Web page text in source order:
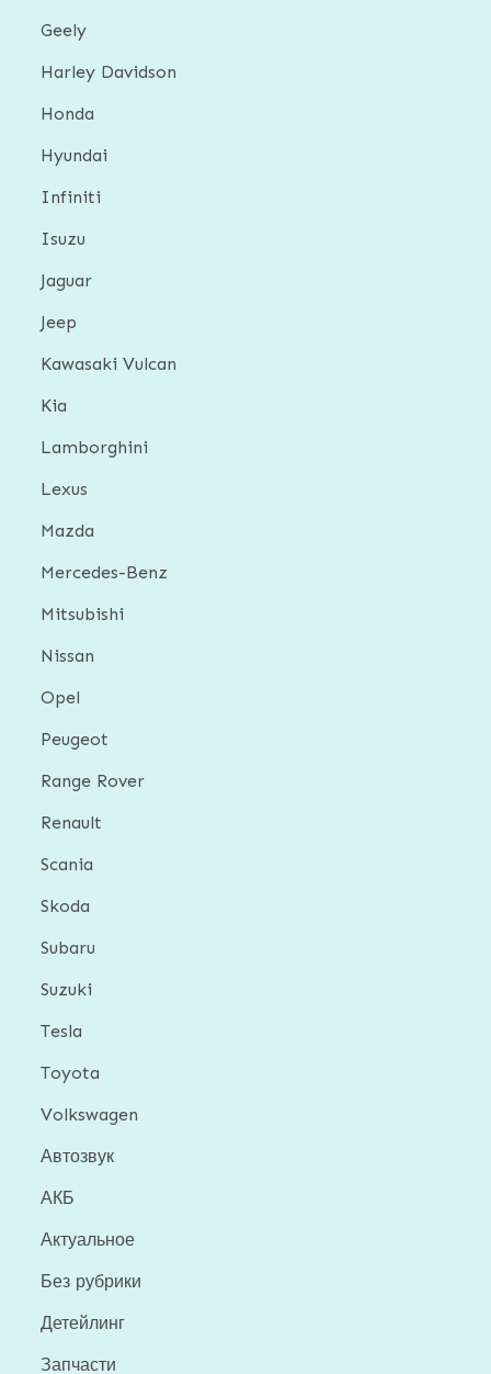
Geely
Harley Davidson
Honda
Hyundai
Infiniti
Isuzu
Jaguar
Jeep
Kawasaki Vulcan
Kia
Lamborghini
Lexus
Mazda
Mercedes-Benz
Mitsubishi
Nissan
Opel
Peugeot
Range Rover
Renault
Scania
Skoda
Subaru
Suzuki
Tesla
Toyota
Volkswagen
Автозвук
АКБ
Актуальное
Без рубрики
Детейлинг
Запчасти